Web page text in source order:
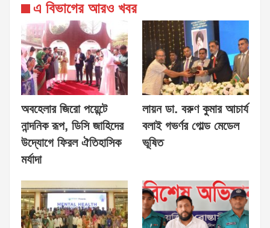
এ বিভাগের আরও খবর
অবহেলার জিরো পয়েন্টে
নান্দনিক রূপ, ডিসি জাহিদের
উদ্যোগে ফিরল ঐতিহাসিক
মর্যাদা
লায়ন ডা. বরুণ কুমার আচার্য
বলাই গভর্ণর গোল্ড মেডেল
ভূষিত